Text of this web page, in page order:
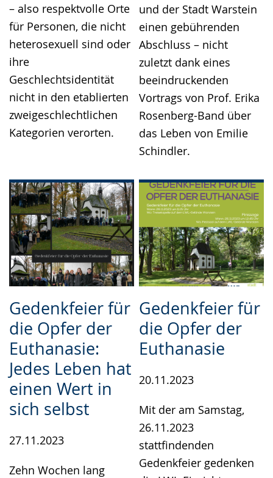
– also respektvolle Orte
für Personen, die nicht
heterosexuell sind oder
ihre
Geschlechtsidentität
nicht in den etablierten
zweigeschlechtlichen
Kategorien verorten.
und der Stadt Warstein
einen gebührenden
Abschluss – nicht
zuletzt dank eines
beeindruckenden
Vortrags von Prof. Erika
Rosenberg-Band über
das Leben von Emilie
Schindler.
Gedenkfeier für
die Opfer der
Euthanasie:
Jedes Leben hat
einen Wert in
sich selbst
27.11.2023
Zehn Wochen lang
Gedenkfeier für
die Opfer der
Euthanasie
20.11.2023
Mit der am Samstag,
26.11.2023
stattfindenden
Gedenkfeier gedenken